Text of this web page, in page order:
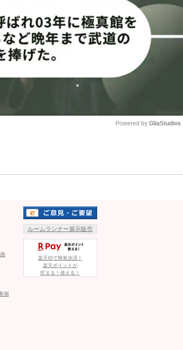
ぱんちゃんのウエディングフォト
（@panchanrina）
技を始めて、（一
の男性との付き合い
に失敗したら終わり。自分も破天荒だから、同
っている普通人とお付き合いさせていただいた
婚約破棄になりましたので、引退もできませ
合をするとも語っていた。
際にデートをする
うことができる人（遠距離も可）、6：料理でき
性、女たらし、未成年、私の身内に手を出す人
がついてくるとのことだ。
い人見つかりますように」という声や、「ぱ
ます」「競争率高いでしょ！！でも刺激ありそ
試合や引退宣言の行方とともに、正式発表を待
グドレス！グラマーなビキニ姿も
Powered by GliaStudios
側
ルームランナー展示販売
楽天IDで簡単決済！
楽天ポイントが
貯まる！使える！